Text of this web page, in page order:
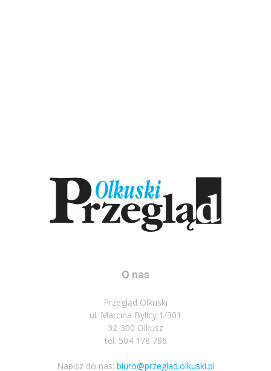
O nas
Przegląd Olkuski
ul. Marcina Bylicy 1/301
32-300 Olkusz
tel: 504 178 786
Napisz do nas: biuro@przeglad.olkuski.pl